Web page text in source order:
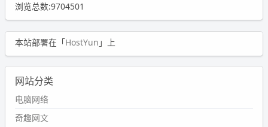
浏览总数:9704501
本站部署在「HostYun 」上
网站分类
电脑网络
奇趣网文